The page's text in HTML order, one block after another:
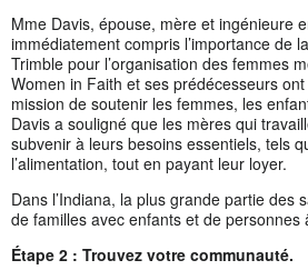
Mme Davis, épouse, mère et ingénieure
immédiatement compris l’importance de
Trimble pour l’organisation des femmes
Women in Faith et ses prédécesseurs
mission de soutenir les femmes, les
Davis a souligné que les mères qui
subvenir à leurs besoins essentiels, tels
l’alimentation, tout en payant leur loyer.
Dans l’Indiana, la plus grande partie des
de familles avec enfants et de personnes
Étape 2 : Trouvez votre communauté.